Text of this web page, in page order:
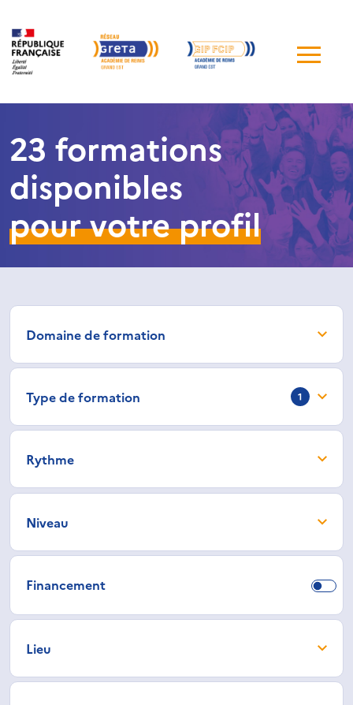
de
23 formations
disponibles
pour votre profil
Domaine de formation
Type de formation 1
Rythme
Niveau
Financement
Lieu